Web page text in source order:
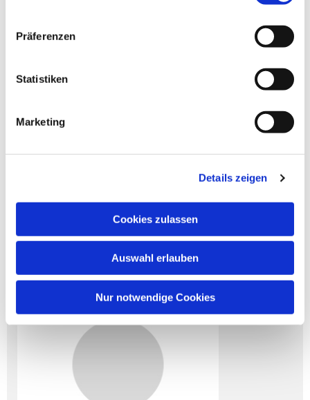
Präferenzen
Statistiken
Marketing
Details zeigen
Cookies zulassen
Auswahl erlauben
Nur notwendige Cookies
Janet Hansen
email@email.com